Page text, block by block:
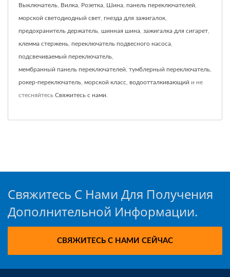
Выключатель Вилка Розетка Шина панель переключателей
морской светодиодный свет гнезда для зажигалок
предохранитель держатель шинная шина зажигалка для сигарет
клемма стержень переключатель подвесного насоса
подсвечиваемый переключатель
мембранный панель переключателей тумблерный переключатель
рокер-переключатель морской класс водоотталкивающий и не
стесняйтесь Свяжитесь с нами
Свяжитесь С Нами Для Получения
Дополнительной Информации.
СВЯЖИТЕСЬ С НАМИ СЕЙЧАС